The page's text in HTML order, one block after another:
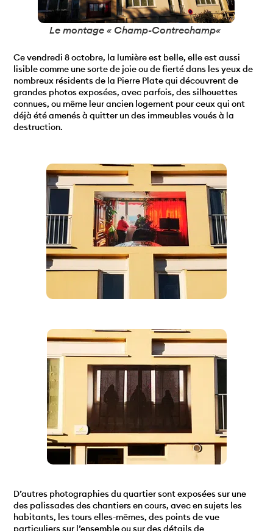
Le montage « Champ-Contrechamp«
Ce vendredi 8 octobre, la lumière est belle, elle est aussi
lisible comme une sorte de joie ou de fierté dans les yeux de
nombreux résidents de la Pierre Plate qui découvrent de
grandes photos exposées, avec parfois, des silhouettes
connues, ou même leur ancien logement pour ceux qui ont
déjà été amenés à quitter un des immeubles voués à la
destruction.
D’autres photographies du quartier sont exposées sur une
des palissades des chantiers en cours, avec en sujets les
habitants, les tours elles-mêmes, des points de vue
particuliers sur l’ensemble ou sur des détails de